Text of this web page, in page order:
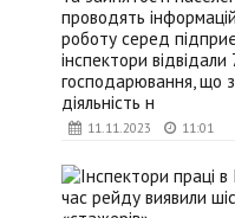
11.11.2023 11:01
проводять
роботу серед
інспектори відвідали
господарювання, що
діяльність н